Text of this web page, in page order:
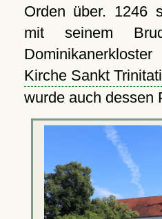
Orden über. 1246
mit seinem
Kirche Sankt
wurde auch dessen